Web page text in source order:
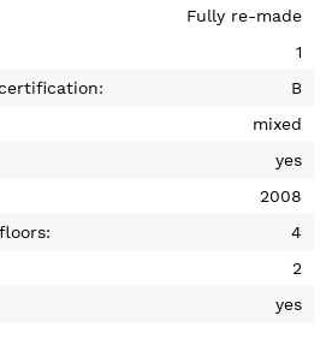
Fully re-made
1
B
mixed
yes
2008
4
2
yes